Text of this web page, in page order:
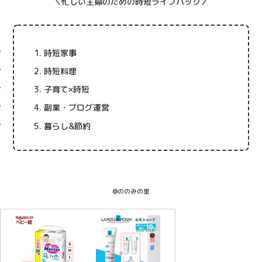
時短家事
時短料理
子育て×時短
副業・ブログ運営
暮らし&節約
@ののみの里